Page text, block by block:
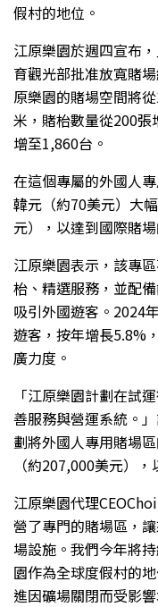
假村的地位。
江原樂園於週四宣布
育觀光部批准放寬賭
原樂園的賭場空間將
米，賭枱數量從200
增至1,860台。
在這個專屬的外國人
韓元（約70美元）大
元），以達到國際賭
江原樂園表示，該專
枱、精選服務，並配
吸引外國遊客。2024
遊客，按年增長5.8%
廣力度。
「江原樂園計劃在試
善服務與營運系統。
劃將外國人專用賭場
（約207,000美元）
江原樂園代理
營了專門的賭場區，
場設施。我們今年將
園作為全球度假村的
進因礦場關閉而受影